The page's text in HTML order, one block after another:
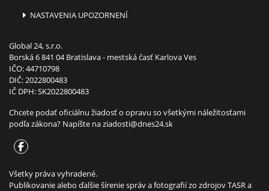
NASTAVENIA UPOZORNENÍ
Global 24, s.r.o.
Borská 6 841 04 Bratislava - mestská časť Karlova Ves
IČO: 44710798
DIČ: 2022800483
IČ DPH: SK2022800483
Chcete podať oficiálnu žiadosť o opravu so všetkými náležitosťami
podľa zákona? Napíšte naziadosti@dnes24.sk
Všetky práva vyhradené.
Publikovanie alebo ďalšie šírenie správ a fotografií zo zdrojov TASR a